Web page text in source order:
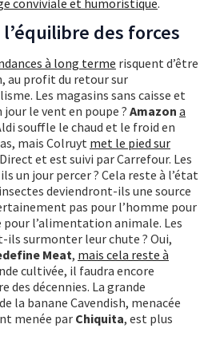
conviviale et humoristique.
des forces
à long terme risquent d’être
au profit du retour sur
Les magasins sans caisse et
le vent en poupe ? Amazon a
souffle le chaud et le froid en
mais Colruyt met le pied sur
et est suivi par Carrefour. Les
un jour percer ? Cela reste à l’état
deviendront-ils une source
pas pour l’homme pour
l’alimentation animale. Les
ils surmonter leur chute ? Oui,
Meat, mais cela reste à
cultivée, il faudra encore
des décennies. La grande
la banane Cavendish, menacée
menée par Chiquita, est plus